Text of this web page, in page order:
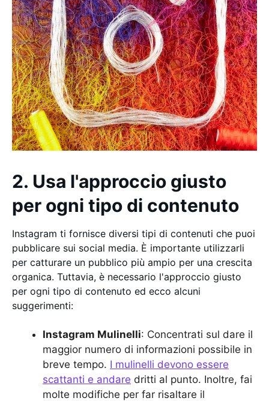
2. Usa l'approccio giusto
per ogni tipo di contenuto
Instagram ti fornisce diversi tipi di contenuti che puoi
pubblicare sui social media. È importante utilizzarli
per catturare un pubblico più ampio per una crescita
organica. Tuttavia, è necessario l'approccio giusto
per ogni tipo di contenuto ed ecco alcuni
suggerimenti:
Instagram Mulinelli: Concentrati sul dare il
maggior numero di informazioni possibile in
breve tempo. I mulinelli devono essere
scattanti e andare dritti al punto. Inoltre, fai
molte modifiche per far risaltare il